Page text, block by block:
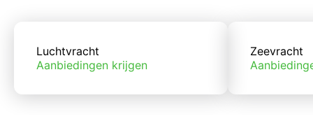
Luchtvracht
Aanbiedingen krijgen
Zeevracht